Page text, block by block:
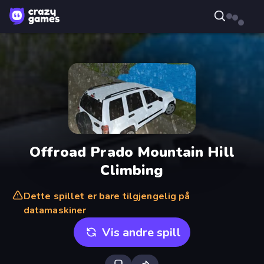
Offroad Prado Mountain Hill
Climbing
Dette spillet er bare tilgjengelig på
datamaskiner
Vis andre spill